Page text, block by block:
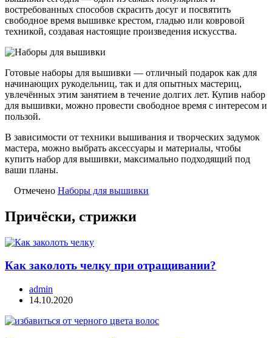
востребованных способов скрасить досуг и посвятить
свободное время вышивке крестом, гладью или ковровой
техникой, создавая настоящие произведения искусства.
Готовые наборы для вышивки — отличный подарок как для
начинающих рукодельниц, так и для опытных мастериц,
увлечённых этим занятием в течение долгих лет. Купив набор
для вышивки, можно провести свободное время с интересом и
пользой.
В зависимости от техники вышивания и творческих задумок
мастера, можно выбрать аксессуары и материалы, чтобы
купить набор для вышивки, максимально подходящий под
ваши планы.
Отмечено Наборы для вышивки
Причёски, стрижки
Как заколоть челку при отращивании?
admin
14.10.2020